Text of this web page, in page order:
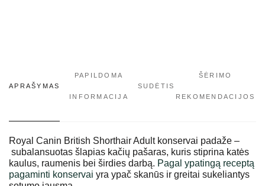
APRAŠYMAS
PAPILDOMA
INFORMACIJA
SUDĖTIS
ŠĖRIMO
REKOMENDACIJOS
Royal Canin British Shorthair Adult konservai padaže –
subalansuotas šlapias kačių pašaras, kuris stiprina katės
kaulus, raumenis bei širdies darbą. Pagal ypatingą receptą
pagaminti konservai yra ypač skanūs ir greitai sukeliantys